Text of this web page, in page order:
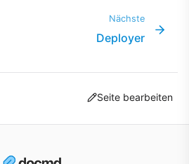
Nächste
Deployer
Seite bearbeiten